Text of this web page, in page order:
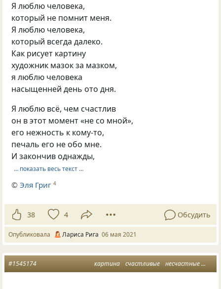
Я люблю человека,
который не помнит меня.
Я люблю человека,
который всегда далеко.
Как рисует картину
художник мазок за мазком,
я люблю человека
насыщенней день ото дня.
Я люблю всё, чем счастлив
он в этот момент «не со мной»,
его нежность к кому-то,
печаль его не обо мне.
И закончив однажды,
… показать весь текст …
©Эля Григ 4
38 4 Обсудить
Опубликовала Лариса Рига 06 мая 2021
картина счастливые несчастные
#1545174